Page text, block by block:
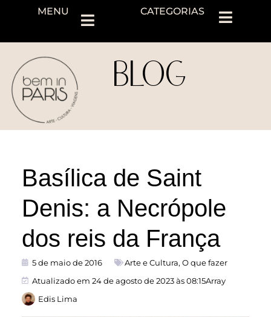
MENU CATEGORIAS
BLOG
Basílica de Saint
Denis: a Necrópole
dos reis da França
5 de maio de 2016 Arte e Cultura, O que fazer
Atualizado em 24 de agosto de 2023 às 08:15Array
Edis Lima